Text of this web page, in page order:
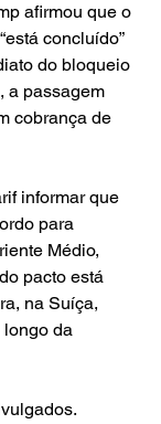
afirmou que o
concluído”
do bloqueio
a passagem
cobrança de
informar que
para
Médio,
pacto está
na Suíça,
longo da